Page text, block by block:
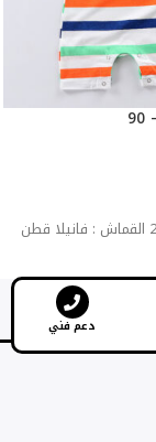
اوفر صيف 2025 القماش : فانيلا قطن
دعم فني